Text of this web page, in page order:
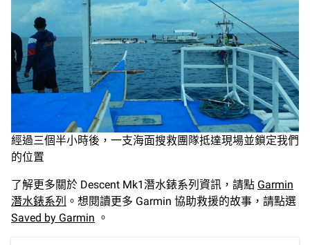
經過三個半小時後，一支海面搜救團隊抵達現場並鎖定我們
的位置
了解更多關於 Descent Mk1潛水錶系列資訊，請點 Garmin
潛水錶系列 。想閱讀更多 Garmin 協助救援的故事，請點選
Saved by Garmin 。